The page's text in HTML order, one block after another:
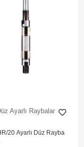
Ayarlı Raybalar
20 Ayarlı Düz Rayba